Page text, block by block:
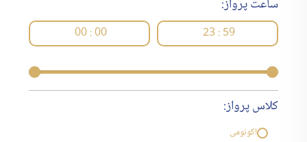
ساعت پرواز:
23 : 59
00 : 00
کلاس پرواز:
اکونومی